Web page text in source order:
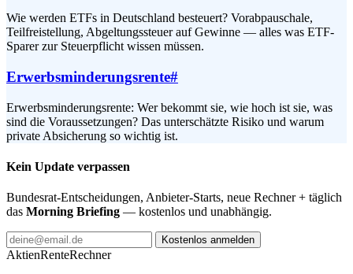
Wie werden ETFs in Deutschland besteuert? Vorabpauschale,
Teilfreistellung, Abgeltungssteuer auf Gewinne — alles was ETF-
Sparer zur Steuerpflicht wissen müssen.
Erwerbsminderungsrente#
Erwerbsminderungsrente: Wer bekommt sie, wie hoch ist sie, was
sind die Voraussetzungen? Das unterschätzte Risiko und warum
private Absicherung so wichtig ist.
Kein Update verpassen
Bundesrat-Entscheidungen, Anbieter-Starts, neue Rechner + täglich
das Morning Briefing — kostenlos und unabhängig.
Kostenlos anmelden
AktienRenteRechner